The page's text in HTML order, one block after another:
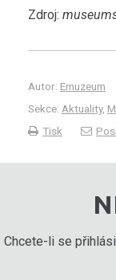
Zdroj:
Autor: Emuzeum
Sekce: Aktuality,
Tisk
Chcete-li se